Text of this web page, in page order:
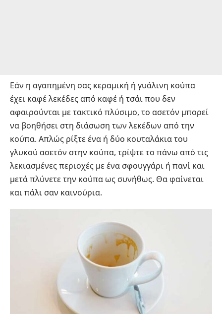
Εάν η αγαπημένη σας κεραμική ή γυάλινη κούπα
έχει καφέ λεκέδες από καφέ ή τσάι που δεν
αφαιρούνται με τακτικό πλύσιμο, το ασετόν μπορεί
να βοηθήσει στη διάσωση των λεκέδων από την
κούπα. Απλώς ρίξτε ένα ή δύο κουταλάκια του
γλυκού ασετόν στην κούπα, τρίψτε το πάνω από τις
λεκιασμένες περιοχές με ένα σφουγγάρι ή πανί και
μετά πλύνετε την κούπα ως συνήθως. Θα φαίνεται
και πάλι σαν καινούρια.